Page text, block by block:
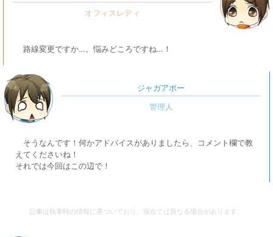
路線変更ですか…。悩みどころですね…！
ジャガアポー
そうなんです！何かアドバイスがありましたら、コメント欄で教
えてくださいね！
それでは今回はこの辺で！
記事は執筆時の情報に基づいており、現在では異なる場合があります。